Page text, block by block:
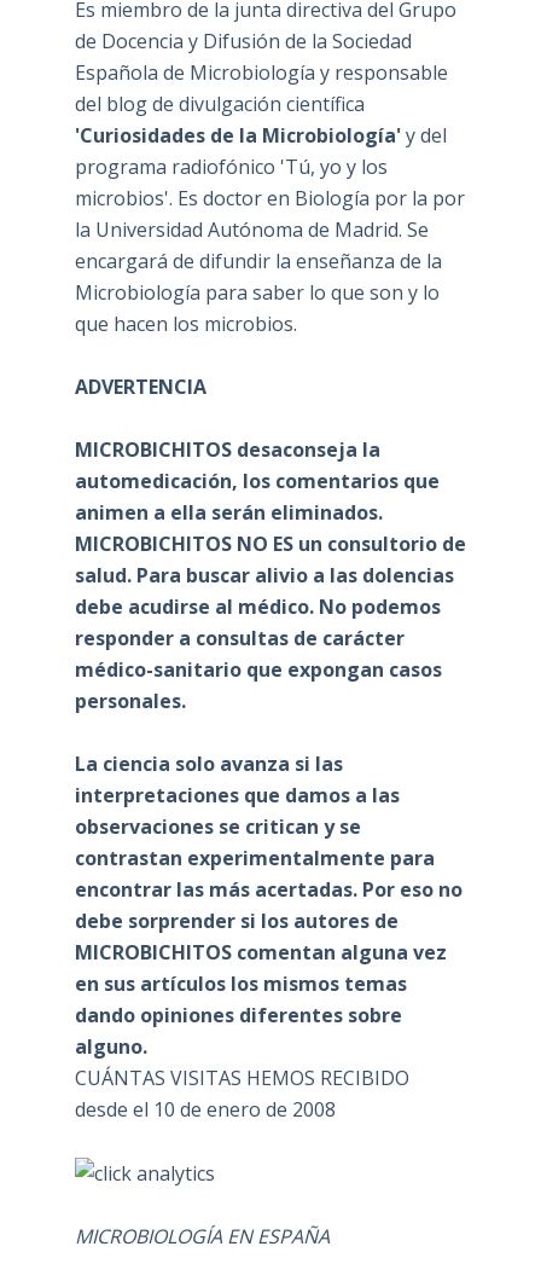
Es miembro de la junta directiva del Grupo
de Docencia y Difusión de la Sociedad
Española de Microbiología y responsable
del blog de divulgación científica
'Curiosidades de la Microbiología'y del
programa radiofónico 'Tú, yo y los
microbios'. Es doctor en Biología por la por
la Universidad Autónoma de Madrid. Se
encargará de difundir la enseñanza de la
Microbiología para saber lo que son y lo
que hacen los microbios.
ADVERTENCIA
MICROBICHITOS desaconseja la
automedicación, los comentarios que
animen a ella serán eliminados.
MICROBICHITOS NO ES un consultorio de
salud. Para buscar alivio a las dolencias
debe acudirse al médico. No podemos
responder a consultas de carácter
médico-sanitario que expongan casos
personales.
La ciencia solo avanza si las
interpretaciones que damos a las
observaciones se critican y se
contrastan experimentalmente para
encontrar las más acertadas. Por eso no
debe sorprender si los autores de
MICROBICHITOS comentan alguna vez
en sus artículos los mismos temas
dando opiniones diferentes sobre
alguno.
CUÁNTAS VISITAS HEMOS RECIBIDO
desde el 10 de enero de 2008
MICROBIOLOGÍA EN ESPAÑA